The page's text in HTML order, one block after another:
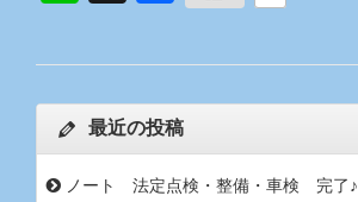
最近の投稿
ノート 法定点検・整備・車検 完了♪